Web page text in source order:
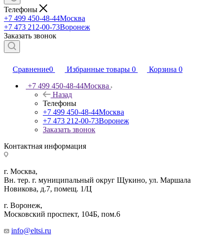
Телефоны
+7 499 450-48-44Москва
+7 473 212-00-73Воронеж
Заказать звонок
Сравнение0 Избранные товары 0 Корзина 0
+7 499 450-48-44Москва
Назад
Телефоны
+7 499 450-48-44Москва
+7 473 212-00-73Воронеж
Заказать звонок
Контактная информация
г. Москва,
Вн. тер. г. муниципальный округ Щукино, ул. Маршала
Новикова, д.7, помещ. 1/Ц
г. Воронеж,
​Московский проспект, 104Б, пом.6
info@eltsi.ru